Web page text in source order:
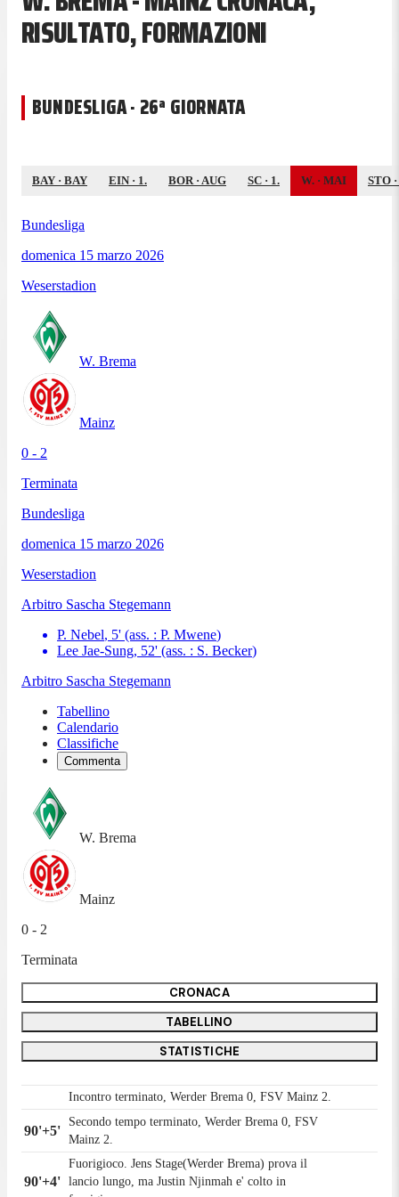
RISULTATO, FORMAZIONI
BUNDESLIGA · 26ª GIORNATA
BAY · BAY EIN · 1. BOR· AUG SC · 1. W. · MAI STO ·
Bundesliga
domenica 15 marzo 2026
Weserstadion
W. Brema
Mainz
0 - 2
Terminata
Bundesliga
domenica 15 marzo 2026
Weserstadion
Arbitro Sascha Stegemann
P. Nebel, 5' (ass. : P. Mwene)
Lee Jae-Sung, 52' (ass. : S. Becker)
Arbitro Sascha Stegemann
Tabellino
Calendario
Classifiche
Commenta
W. Brema
Mainz
0 - 2
Terminata
CRONACA
TABELLINO
STATISTICHE
Incontro terminato, Werder Brema 0, FSV Mainz 2.
90'+5'
Secondo tempo terminato, Werder Brema 0, FSV
Mainz 2.
90'+4'
Fuorigioco. Jens Stage(Werder Brema) prova il
lancio lungo, ma Justin Njinmah e' colto in